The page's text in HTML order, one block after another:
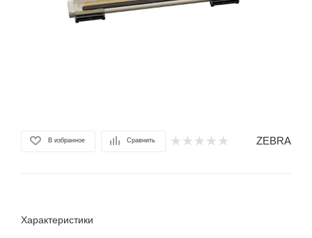
В избранное Сравнить ZEBRA
Характеристики